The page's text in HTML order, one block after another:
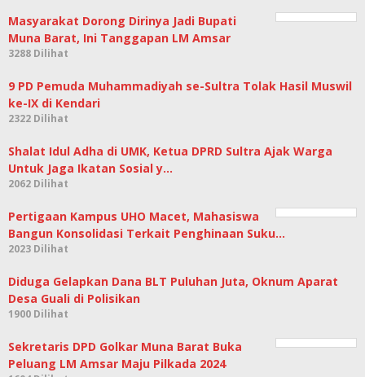
Masyarakat Dorong Dirinya Jadi Bupati
Muna Barat, Ini Tanggapan LM Amsar
3288 Dilihat
9 PD Pemuda Muhammadiyah se-Sultra Tolak Hasil Muswil
ke-IX di Kendari
2322 Dilihat
Shalat Idul Adha di UMK, Ketua DPRD Sultra Ajak Warga
Untuk Jaga Ikatan Sosial y…
2062 Dilihat
Pertigaan Kampus UHO Macet, Mahasiswa
Bangun Konsolidasi Terkait Penghinaan Suku…
2023 Dilihat
Diduga Gelapkan Dana BLT Puluhan Juta, Oknum Aparat
Desa Guali di Polisikan
1900 Dilihat
Sekretaris DPD Golkar Muna Barat Buka
Peluang LM Amsar Maju Pilkada 2024